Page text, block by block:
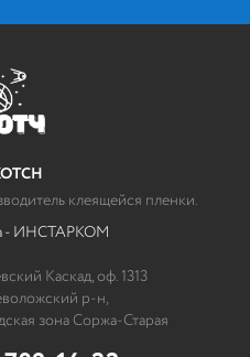
клеящейся пленки.
- ИНСТАРКОМ
Каскад, оф. 1313
р-н,
зона Соржа-Старая